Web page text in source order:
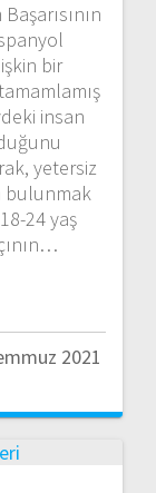
bir
insan
yetersiz
bulunmak
24 yaş
2021